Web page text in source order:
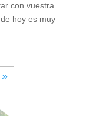
con vuestra
hoy es muy
»